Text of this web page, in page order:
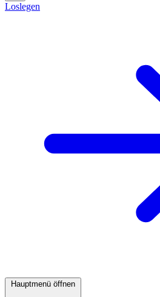
Loslegen
Hauptmenü öffnen